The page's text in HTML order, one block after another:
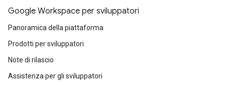
Google Workspace per sviluppatori
Panoramica della piattaforma
Prodotti per sviluppatori
Note di rilascio
Assistenza per gli sviluppatori